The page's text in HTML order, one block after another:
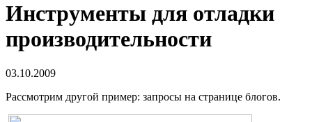
Инструменты для отладки
производительности
03.10.2009
Рассмотрим другой пример: запросы на странице блогов.